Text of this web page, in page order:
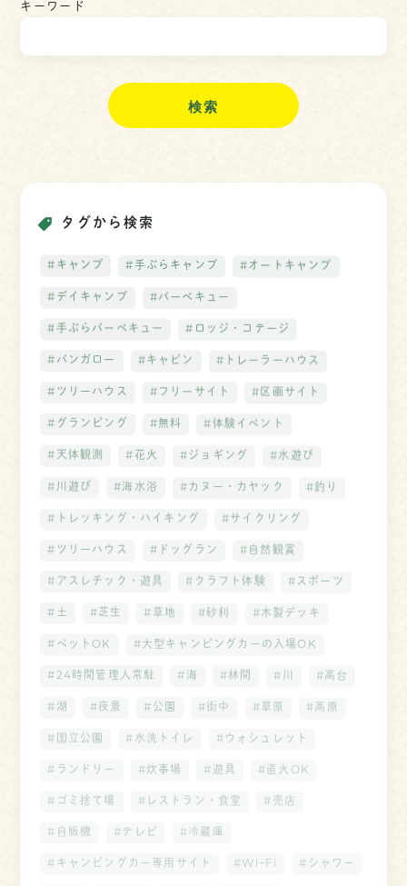
キーワード
検
タグから検索
#キャンプ #手ぶらキャンプ #オートキャンプ
#デイキャンプ #バーベキュー
#手ぶらバーベキュー #ロッジ・コテージ
#バンガロー #キャビン #トレーラーハウス
#ツリーハウス #フリーサイト #区画サイト
#グランピング #無料 #体験イベント
#天体観測 #花火 #ジョギング #水遊び
#川遊び #海水浴 #カヌー・カヤック #釣り
#トレッキング・ハイキング #サイクリング
#ツリーハウス #ドッグラン #自然観賞
#アスレチック・遊具 #クラフト体験 #スポーツ
#土 #芝生 #草地 #砂利 #木製デッキ
#ペットOK #大型キャンピングカーの入場OK
#24時間管理人常駐 #海 #林間 #川 #高台
#湖 #夜景 #公園 #街中 #草原 #高原
#国立公園 #水洗トイレ #ウォシュレット
#ランドリー #炊事場 #遊具 #直火OK
#ゴミ捨て場 #レストラン・食堂 #売店
#自販機 #テレビ #冷蔵庫
#キャンピングカー専用サイト #WiｰFi #シャワー